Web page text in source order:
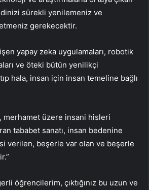
sürekli yenilemeniz ve
gerekecektir.
yapay zeka uygulamaları, robotik
ve öteki bütün yenilikçi
hala, insan için insan temeline bağlı
merhamet üzere insani hisleri
tababet sanatı, insan bedenine
verilen, beşerle var olan ve beşerle
öğrencilerim, çıktığınız bu uzun ve